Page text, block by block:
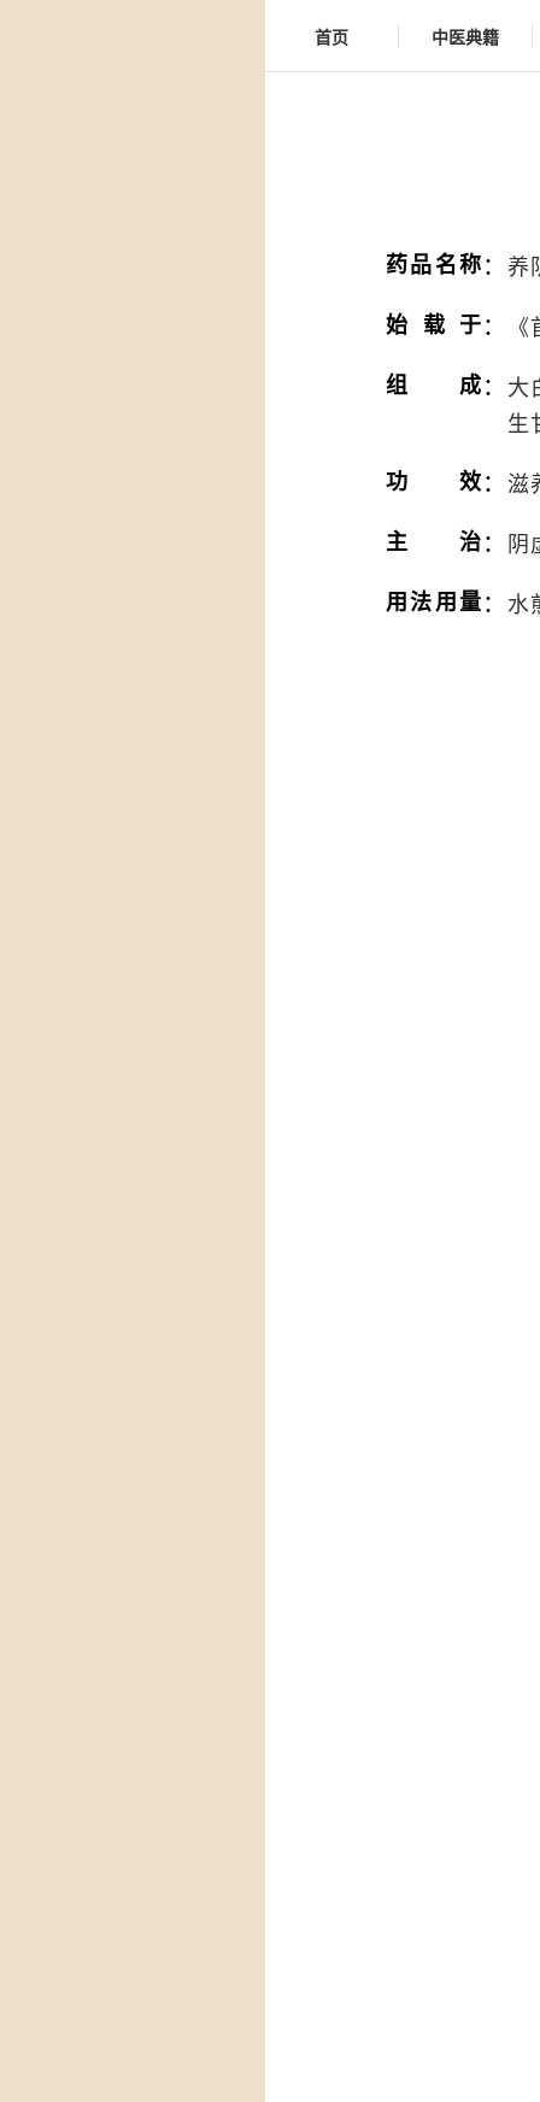
首页 中医典籍
药品名称： 养
始载于：
组成： 大
生
功效： 滋
主治： 阴
用法用量： 水